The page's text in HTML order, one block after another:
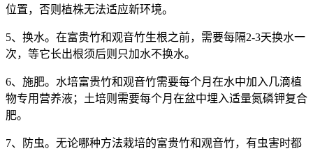
位置，否则植株无法适应新环境。
5、换水。在富贵竹和观音竹生根之前，需要每隔2-3天换水一
次，等它长出根须后则只加水不换水。
6、施肥。水培富贵竹和观音竹需要每个月在水中加入几滴植
物专用营养液；土培则需要每个月在盆中埋入适量氮磷钾复合
肥。
7、防虫。无论哪种方法栽培的富贵竹和观音竹，有虫害时都